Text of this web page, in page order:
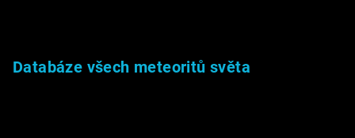
Databáze všech meteoritů světa